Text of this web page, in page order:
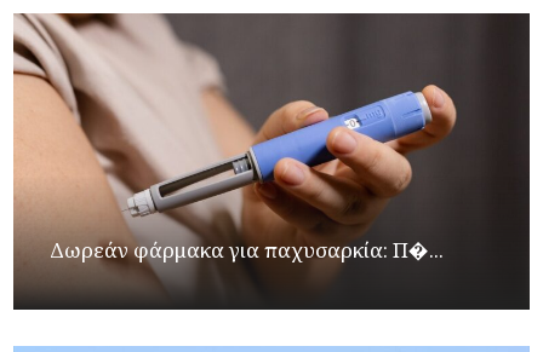
Δωρεάν φάρμακα για παχυσαρκία: Π�...